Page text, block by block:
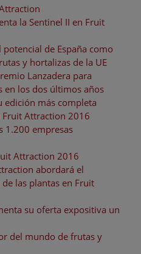
la Sentinel II en Fruit
de España como
y hortalizas de la UE
Lanzadera para
en los dos últimos años
edición más completa
Fruit Attraction 2016
1.200 empresas
Attraction 2016
abordará el
las plantas en Fruit
su oferta expositiva un
del mundo de frutas y